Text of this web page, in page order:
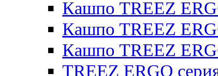
Кашпо TREEZ
Кашпо TREEZ
Кашпо TREEZ
TREEZ ERGO